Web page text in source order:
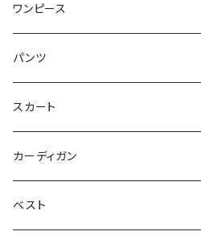
ブラウス
Tシャツ
タンクトップ
シューズ
ワンピース
パンツ
スカート
ジャンバースカート
カーディガン
ベスト